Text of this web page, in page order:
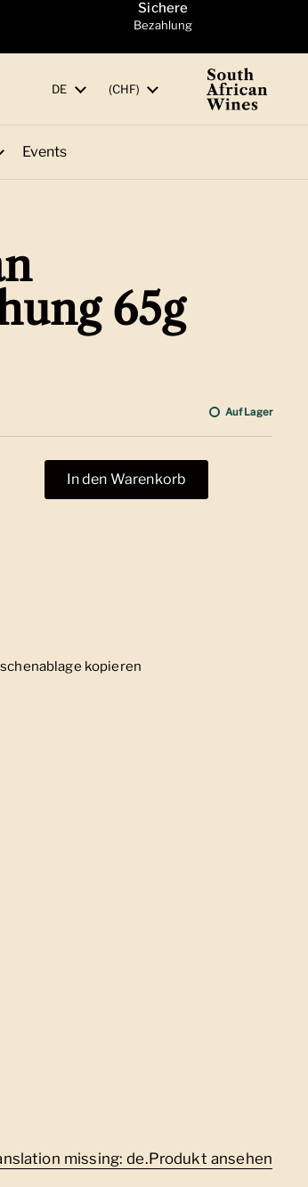
Sichere
Bezahlung
Sprache
DE Land/Region
(CHF)
Events
65g
Auf Lager
In den Warenkorb
kopieren
missing: de.Produkt ansehen